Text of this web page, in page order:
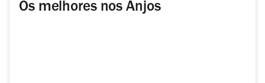
Os melhores nos Anjos